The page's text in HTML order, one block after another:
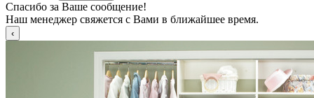
Спасибо за Ваше сообщение!
Наш менеджер свяжется с Вами в ближайшее время.